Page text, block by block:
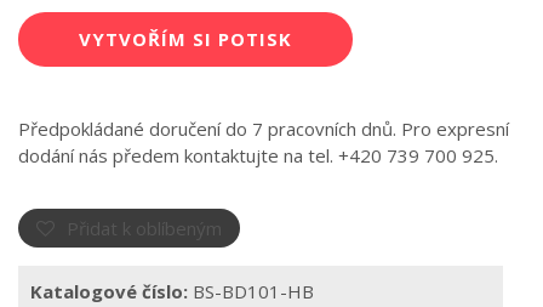
VYTVOŘÍM SI POTISK
Předpokládané doručení do 7 pracovních dnů. Pro expresní
dodání nás předem kontaktujte na tel. +420 739 700 925.
Přidat k oblíbeným
Katalogové číslo: BS-BD101-HB